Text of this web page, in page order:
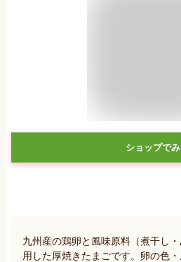
ショップで
九州産の鶏卵と風味原料（煮干し
用した厚焼きたまごです。卵の色